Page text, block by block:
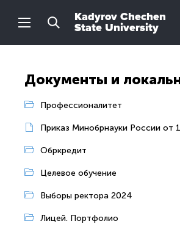
Kadyrov Chechen
State University
Документы и
Профессионалитет
Приказ Минобрнауки России от
Обркредит
Целевое обучение
Выборы ректора 2024
Лицей. Портфолио